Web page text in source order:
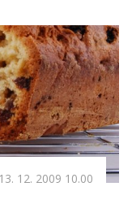
13. 12. 2009 10.00